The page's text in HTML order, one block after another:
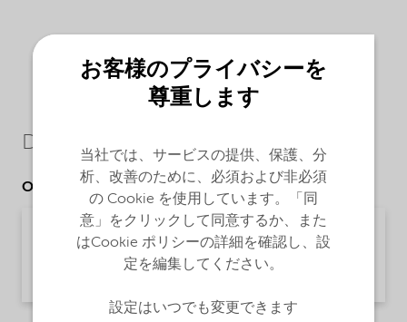
Downloads
Other Documents
Technical Data Sheet Expancel 909 DU 80 -
Global (English)
お客様のプライバシーを
尊重します
当社では、サービスの提供、保護、分
析、改善のために、必須および非必須
の Cookie を使用しています。「同
意」をクリックして同意するか、また
はCookie ポリシーの詳細を確認し、設
定を編集してください。
設定はいつでも変更できます